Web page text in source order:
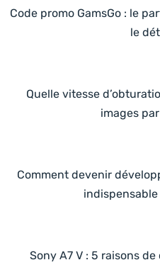
Code promo GamsGo : le
le
Quelle vitesse
images
Comment devenir
Sony A7 V : 5 raisons